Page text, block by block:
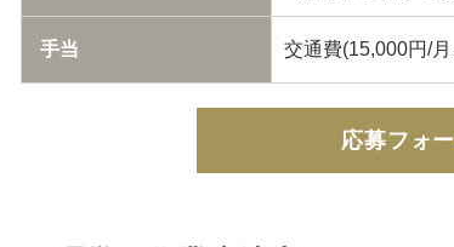
手当 交通費(15,000円/
応募フォ